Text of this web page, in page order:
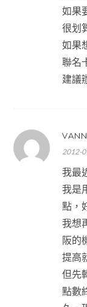
如果
很划
如果
聯名
建議
2012-
我最
我是
點，
我想
阪的
提高
但先
點數